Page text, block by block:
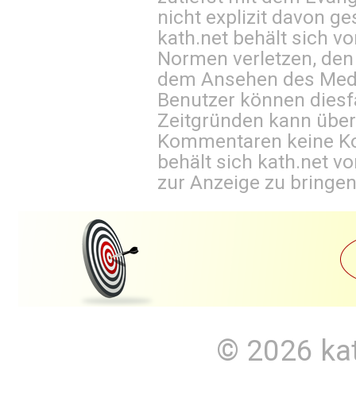
nicht explizit davon
kath.net behält sich
Normen verletzen,
dem Ansehen des
Benutzer können
Zeitgründen kann
Kommentaren keine
behält sich kath.net
zur Anzeige zu
© 2026